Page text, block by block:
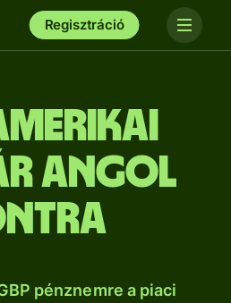
Regisztráció
angol
pénznemre a piaci